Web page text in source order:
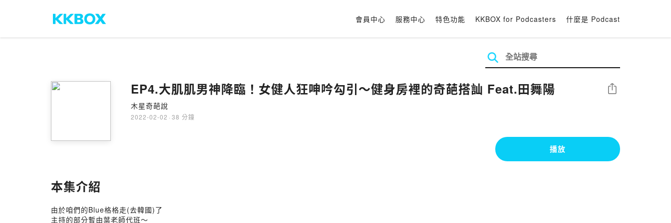
會員中心 服務中心 特色功能 KKBOX for Podcasters 什麼是 Podcast
EP4.大肌肌男神降臨！女健人狂呻吟勾引～健身房裡的奇葩搭訕 Feat.田舞陽
木星奇葩說
2022-02-02 · 38 分鐘
分享
播放
本集介紹
由於咱們的Blue格格走(去韓國)了
主持的部分暫由葉老師代班～